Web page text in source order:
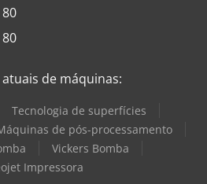
de máquinas:
Tecnologia de superfícies
de pós-processamento
Vickers Bomba
Impressora